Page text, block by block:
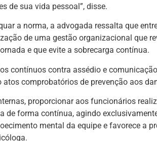
de sua vida pessoal”, disse.
a norma, a advogada ressalta que
de uma gestão organizacional que
e que evite a sobrecarga contínua.
contínuos contra assédio e
atos comprobatórios de prevenção aos
proporcionar aos funcionários
de forma contínua, agindo
mental da equipe e favorece a